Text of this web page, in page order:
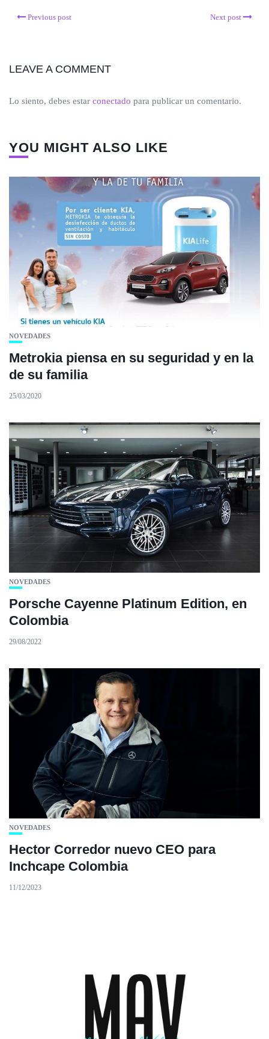
Previous post Next post
LEAVE A COMMENT
Lo siento, debes estar conectado para publicar un comentario.
YOU MIGHT ALSO LIKE
NOVEDADES
Metrokia piensa en su seguridad y en la
de su familia
25/03/2020
NOVEDADES
Porsche Cayenne Platinum Edition, en
Colombia
29/08/2022
NOVEDADES
Hector Corredor nuevo CEO para
Inchcape Colombia
11/12/2023